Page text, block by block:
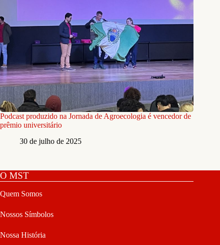
Podcast produzido na Jornada de Agroecologia é vencedor de
prêmio universitário
30 de julho de 2025
O MST
Quem Somos
Nossos Símbolos
Nossa História